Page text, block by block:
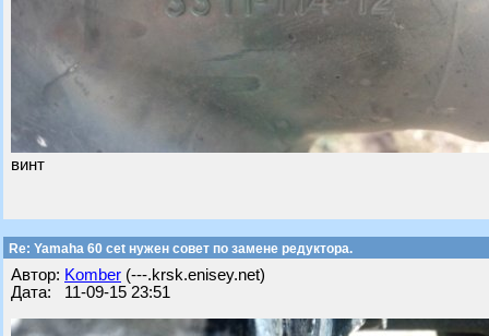
винт
Re: Yamaha 60 cet нужен совет по замене редуктора.
Автор: Komber (---.krsk.enisey.net)
Дата: 11-09-15 23:51